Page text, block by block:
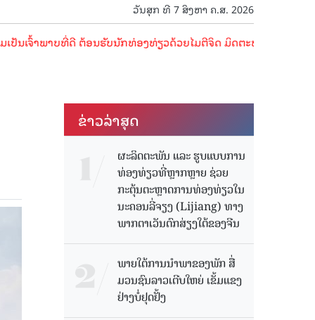
ວັນສຸກ ທີ 7 ສິງຫາ ຄ.ສ. 2026
ພາບທີ່ດີ ຕ້ອນຮັບນັກທ່ອງທ່ຽວດ້ວຍໄມຕີຈິດ ມິດຕະພາບອັນດູດດື່ມ !
ຂ່າວ​ລ່າ​ສຸດ
ຜະລິດຕະພັນ ແລະ ຮູບແບບການ
ທ່ອງທ່ຽວທີ່ຫຼາກຫຼາຍ ຊ່ວຍ
ກະຕຸ້ນຕະຫຼາດການທ່ອງທ່ຽວໃນ
ນະຄອນລີ່ຈຽງ (Lijiang) ທາງ
ພາກຕາເວັນຕົກສ່ຽງໃຕ້ຂອງຈີນ
ພາຍໃຕ້ການນໍາພາຂອງພັກ ສື່
ມວນຊົນລາວເຕີບໃຫຍ່ ເຂັ້ມແຂງ
ຢ່າງບໍ່ຢຸດຢັ້ງ